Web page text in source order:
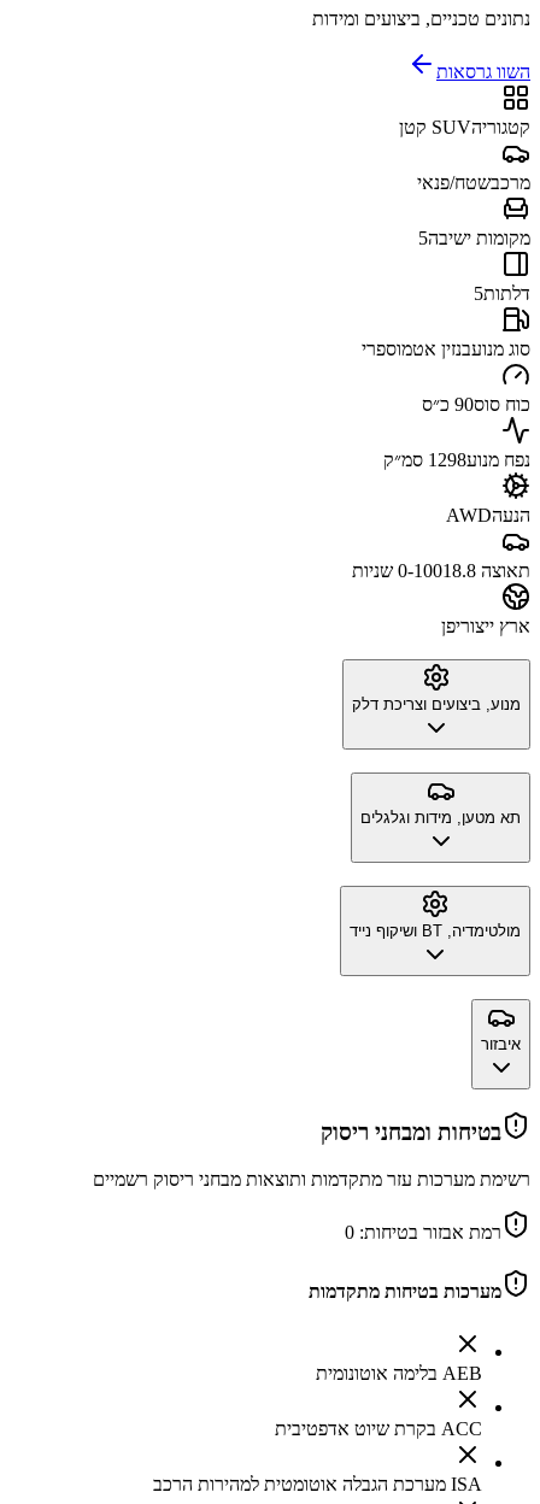
נתונים טכניים, ביצועים ומידות
השוו גרסאות
קטגוריהSUV קטן
מרכבשטח/פנאי
מקומות ישיבה5
דלתות5
סוג מנועבנזין אטמוספרי
כוח סוס90 כ״ס
נפח מנוע1298 סמ״ק
הנעהAWD
תאוצה 0-100 18.8 שניות
ארץ ייצוריפן
מנוע, ביצועים וצריכת דלק
תא מטען, מידות וגלגלים
מולטימדיה, BT ושיקוף נייד
איבזור
בטיחות ומבחני ריסוק
רשימת מערכות עזר מתקדמות ותוצאות מבחני ריסוק רשמיים
רמת אבזור בטיחות: 0
מערכות בטיחות מתקדמות
AEB בלימה אוטונומית
ACC בקרת שיוט אדפטיבית
ISA מערכת הגבלה אוטומטית למהירות הרכב